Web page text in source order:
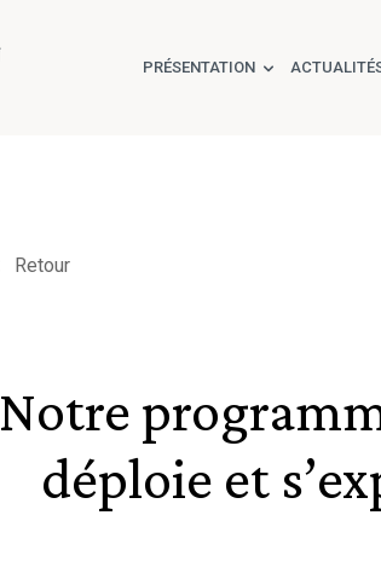
PRÉSENTATION
Retour
Notre
déploie et